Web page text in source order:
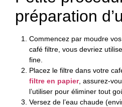
préparation
Commencez par moudre
café filtre, vous devriez
fine.
Placez le filtre dans votre
filtre en papier, assurez-
l’utiliser pour éliminer tout
Versez de l’eau chaude